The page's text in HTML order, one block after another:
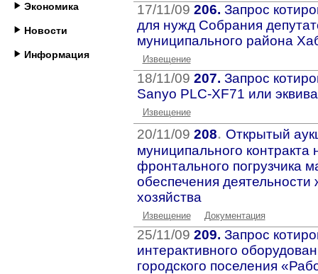
Экономика
Новости
Информация
17/11/09 206. Запрос
для нужд Собрания
муниципального района
Извещение
18/11/09 207. Запрос
Sanyo PLC-XF71 или
Извещение
20/11/09 208. Открытый
муниципального контракта
фронтального погрузчика
обеспечения
хозяйства
Извещение Документация
25/11/09 209. Запрос
интерактивного
городского поселения